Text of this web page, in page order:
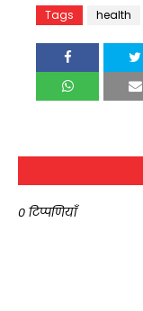
Tags health
0 टिप्पणियाँ